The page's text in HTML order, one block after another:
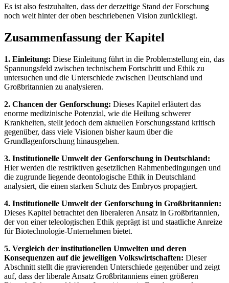
Es ist also festzuhalten, dass der derzeitige Stand der Forschung
noch weit hinter der oben beschriebenen Vision zurückliegt.
Zusammenfassung der Kapitel
1. Einleitung: Diese Einleitung führt in die Problemstellung ein, das
Spannungsfeld zwischen technischem Fortschritt und Ethik zu
untersuchen und die Unterschiede zwischen Deutschland und
Großbritannien zu analysieren.
2. Chancen der Genforschung: Dieses Kapitel erläutert das
enorme medizinische Potenzial, wie die Heilung schwerer
Krankheiten, stellt jedoch dem aktuellen Forschungsstand kritisch
gegenüber, dass viele Visionen bisher kaum über die
Grundlagenforschung hinausgehen.
3. Institutionelle Umwelt der Genforschung in Deutschland:
Hier werden die restriktiven gesetzlichen Rahmenbedingungen und
die zugrunde liegende deontologische Ethik in Deutschland
analysiert, die einen starken Schutz des Embryos propagiert.
4. Institutionelle Umwelt der Genforschung in Großbritannien:
Dieses Kapitel betrachtet den liberaleren Ansatz in Großbritannien,
der von einer teleologischen Ethik geprägt ist und staatliche Anreize
für Biotechnologie-Unternehmen bietet.
5. Vergleich der institutionellen Umwelten und deren
Konsequenzen auf die jeweiligen Volkswirtschaften: Dieser
Abschnitt stellt die gravierenden Unterschiede gegenüber und zeigt
auf, dass der liberale Ansatz Großbritanniens einen größeren